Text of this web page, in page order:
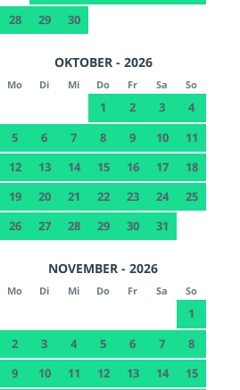
28
29 30
OKTOBER - 2026
Mo Di Mi Do Fr Sa So
1 2 3
4
5
6 7 8 9 10
11
12
13 14 15 16 17
18
19
20 21 22 23 24
25
26
27 28 29 30 31
NOVEMBER - 2026
Mo Di Mi Do Fr Sa So
1
2
3 4 5 6 7
8
9
10 11 12 13 14
15